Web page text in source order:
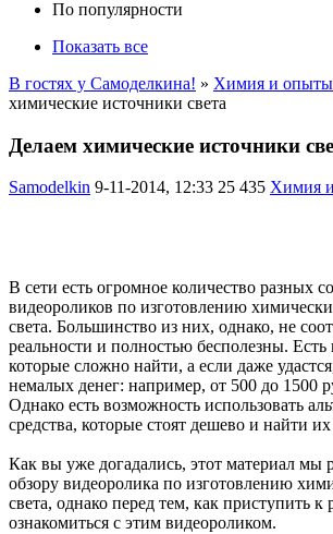
По популярности
Показать все
В гостях у Самоделкина! » Химия и опыты
химические источники света
Делаем химические источники
Samodelkin 9-11-2014, 12:33 25 435 Химия
В сети есть огромное количество разных
видеороликов по изготовлению
света. Большинство из них, однако, не
реальности и полностью бесполезны.
которые сложно найти, а если даже
немалых денег: например, от 500 до 1500
Однако есть возможность использовать
средства, которые стоят дешево и найти
Как вы уже догадались, этот материал мы
обзору видеоролика по изготовлению
света, однако перед тем, как приступить к
ознакомиться с этим видеороликом.